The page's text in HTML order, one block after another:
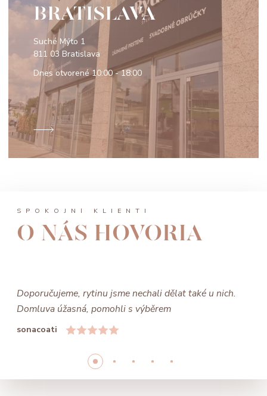
BRATISLAVA
Suché Mýto 1
811 03 Bratislava
Dnes otvorené10:00 - 18:00
SPOKOJNÍ KLIENTI
O NÁS HOVORIA
Doporučujeme, rytinu jsme nechali dělat také u nich.
Domluva úžasná, pomohli s výběrem
sonacoati